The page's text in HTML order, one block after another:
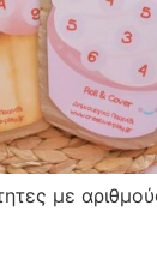
με